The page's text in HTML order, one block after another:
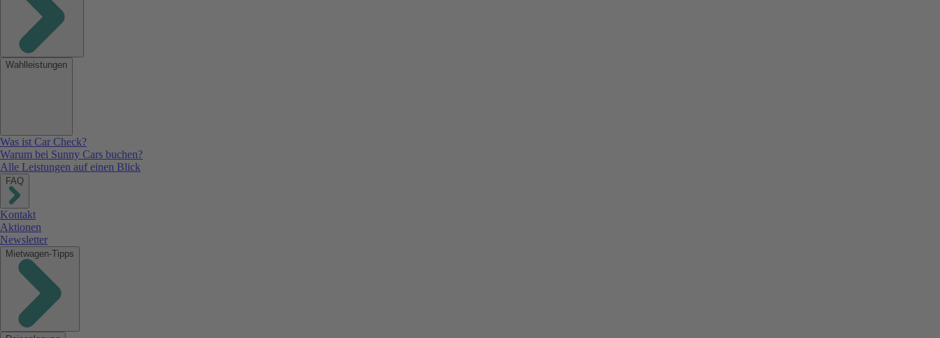
Wahlleistungen
Was ist Car Check?
Warum bei Sunny Cars buchen?
Alle Leistungen auf einen Blick
FAQ
Kontakt
Aktionen
Newsletter
Mietwagen-Tipps